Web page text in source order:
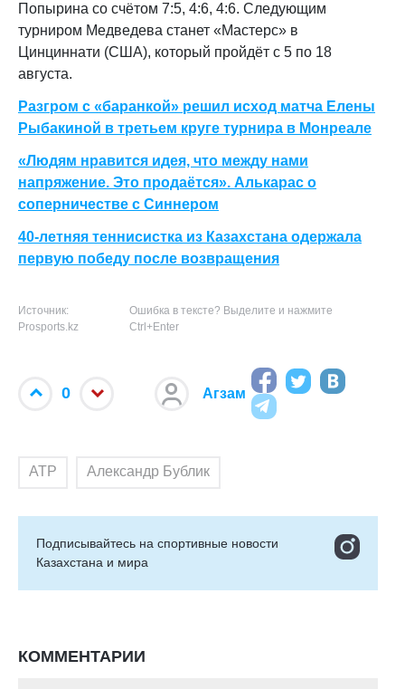
Попырина со счётом 7:5, 4:6, 4:6. Следующим
турниром Медведева станет «Мастерс» в
Цинциннати (США), который пройдёт с 5 по 18
августа.
Разгром с «баранкой» решил исход матча Елены
Рыбакиной в третьем круге турнира в Монреале
«Людям нравится идея, что между нами
напряжение. Это продаётся». Алькарас о
соперничестве с Синнером
40-летняя теннисистка из Казахстана одержала
первую победу после возвращения
Источник:
Prosports.kz
Ошибка в тексте? Выделите и нажмите
Ctrl+Enter
0 Агзам
ATP Александр Бублик
Подписывайтесь на cпортивные новости
Казахстана и мира
КОММЕНТАРИИ